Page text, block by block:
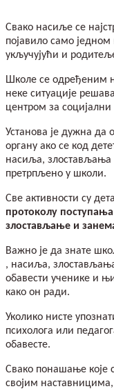
Свако насиље се
појавило само једном
укључујући и
Школе се одређеним
неке ситуације
центром за
Установа је дужна да
органу ако се код
насиља, злостављања
претрпљено у школи.
Све активности су
протоколу
злостављање и
Важно је да знате
, насиља,
обавести ученике и
како он ради.
Уколико нисте
психолога или
обавесте.
Свако понашање које
својим